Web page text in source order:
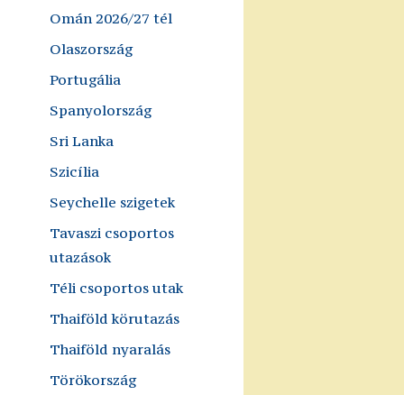
Omán 2026/27 tél
Olaszország
Portugália
Spanyolország
Sri Lanka
Szicília
Seychelle szigetek
Tavaszi csoportos
utazások
Téli csoportos utak
Thaiföld körutazás
Thaiföld nyaralás
Törökország